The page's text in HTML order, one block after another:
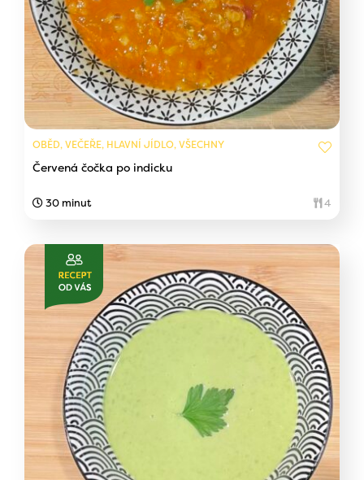
OBĚD, VEČEŘE, HLAVNÍ JÍDLO, VŠECHNY
Červená čočka po indicku
30 minut 4